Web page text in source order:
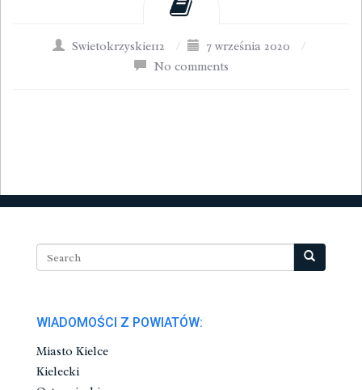
Swietokrzyskie112 / 7 września 2020
/
No comments
WIADOMOŚCI Z POWIATÓW:
Miasto Kielce
Kielecki